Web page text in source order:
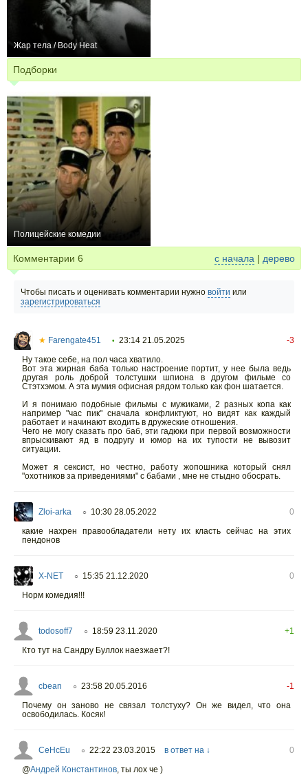
Жар тела / Body Heat
Подборки
Полицейские комедии
Комментарии 6 с начала | дерево
Чтобы писать и оценивать комментарии нужно войти или
зарегистрироваться
★ Farengate451 • 23:14 21.05.2025
-3
Ну такое себе, на пол часа хватило.
Вот эта жирная баба только настроение портит, у нее была ведь
другая роль доброй толстушки шпиона в другом фильме со
Стэтхэмом. А эта мумия офисная рядом только как фон шатается.
И я понимаю подобные фильмы с мужиками, 2 разных копа как
например "час пик" сначала конфликтуют, но видят как каждый
работает и начинают входить в дружеские отношения.
Чего не могу сказать про баб, эти гадюки при первой возможности
впрыскивают яд в подругу и юмор на их тупости не вывозит
ситуации.
Может я сексист, но честно, работу жопошника который снял
"охотников за приведениями" с бабами , мне не стыдно обосрать.
Zloi-arka ○ 10:30 28.05.2022
0
какие нахрен правообладатели нету их класть сейчас на этих
пендонов
X-NET ○ 15:35 21.12.2020
0
Норм комедия!!!
todosoff7 ○ 18:59 23.11.2020
+1
Кто тут на Сандру Буллок наезжает?!
cbean ○ 23:58 20.05.2016
-1
Почему он заново не связал толстуху? Он же видел, что она
освободилась. Косяк!
CeHcEu ○ 22:22 23.03.2015 в ответ на ↓
0
@Андрей Константинов, ты лох че )